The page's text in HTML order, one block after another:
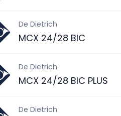
De Dietrich
MCX 24/28 BIC
De Dietrich
MCX 24/28 BIC PLUS
De Dietrich